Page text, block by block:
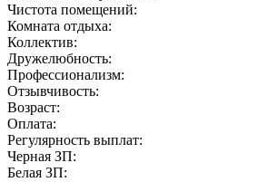
Чистота помещений:
Комната отдыха:
Коллектив:
Дружелюбность:
Профессионализм:
Отзывчивость:
Возраст:
Оплата:
Регулярность выплат:
Черная ЗП:
Белая ЗП: